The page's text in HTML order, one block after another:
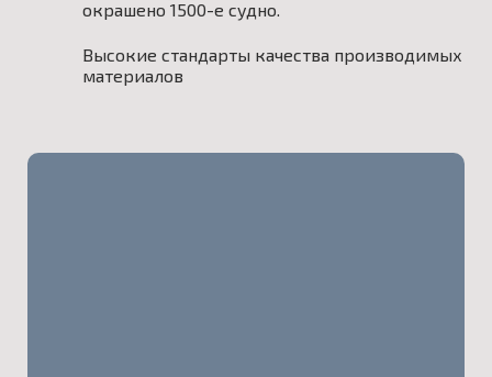
окрашено 1500-е судно.
Высокие стандарты качества производимых
материалов